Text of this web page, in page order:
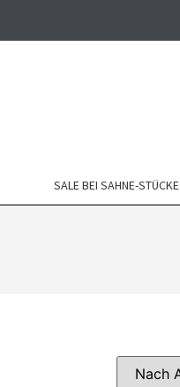
SALE BEI SAHNE-STÜCKE